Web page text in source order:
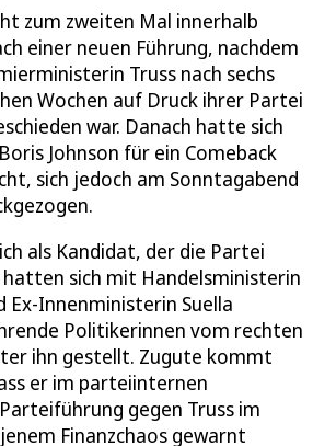
zum zweiten Mal innerhalb
einer neuen Führung, nachdem
Truss nach sechs
Wochen auf Druck ihrer Partei
war. Danach hatte sich
Johnson für ein Comeback
sich jedoch am Sonntagabend
als Kandidat, der die Partei
sich mit Handelsministerin
Ex-Innenministerin Suella
Politikerinnen vom rechten
ihn gestellt. Zugute kommt
er im parteiinternen
gegen Truss im
Finanzchaos gewarnt